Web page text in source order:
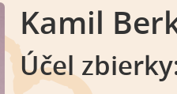
Kamil
Účel